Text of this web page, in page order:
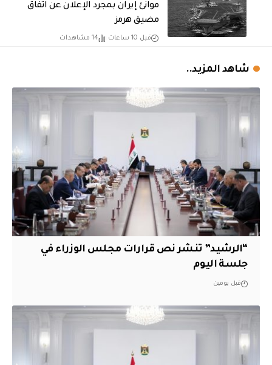
موانئ إيران بمجرد الإعلان عن اتفاق
مضيق هرمز
قبل 10 ساعات 14 مشاهدات
شاهد المزيد..
“الرشيد” تنشر نص قرارات مجلس الوزراء في
جلسة اليوم
قبل يومين